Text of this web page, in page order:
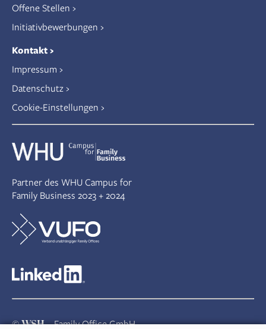
Offene Stellen
Initiativbewerbungen
Kontakt
Impressum
Datenschutz
Cookie-Einstellungen
Partner des WHU Campus for
Family Business 2023 + 2024
©WSH– Family Office GmbH